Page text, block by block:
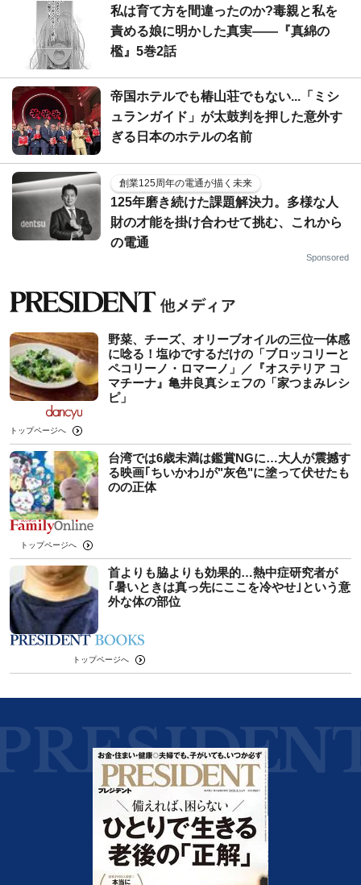
私は育て方を間違ったのか?毒親と私を
責める娘に明かした真実――『真綿の
檻』5巻2話
帝国ホテルでも椿山荘でもない...「ミシ
ュランガイド」が太鼓判を押した意外す
ぎる日本のホテルの名前
創業125周年の電通が描く未来
125年磨き続けた課題解決力。多様な人
財の才能を掛け合わせて挑む、これから
の電通
Sponsored
野菜、チーズ、オリーブオイルの三位一体感
に唸る！塩ゆでするだけの「ブロッコリーと
ペコリーノ・ロマーノ」／『オステリア コ
マチーナ』亀井良真シェフの「家つまみレシ
ピ」
トップページへ
台湾では6歳未満は鑑賞NGに…大人が震撼す
る映画｢ちいかわ｣が"灰色"に塗って伏せたも
のの正体
トップページへ
首よりも脇よりも効果的…熱中症研究者が
｢暑いときは真っ先にここを冷やせ｣という意
外な体の部位
トップページへ